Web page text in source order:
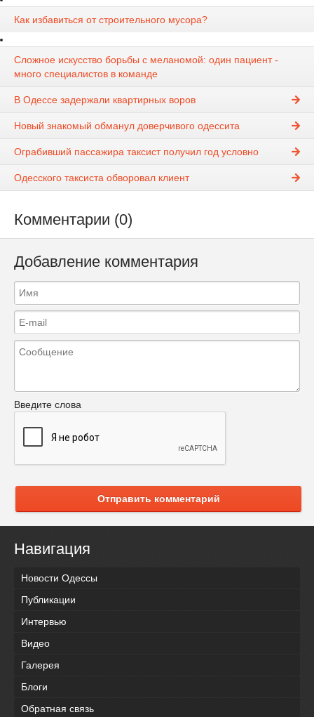
Как избавиться от строительного мусора?
Сложное искусство борьбы с меланомой: один пациент -
много специалистов в команде
В Одессе задержали квартирных воров
Новый знакомый обманул доверчивого одессита
Ограбивший пассажира таксист получил год условно
Одесского таксиста обворовал клиент
Комментарии (0)
Добавление комментария
Введите слова
Отправить комментарий
Навигация
Новости Одессы
Публикации
Интервью
Видео
Галерея
Блоги
Обратная связь